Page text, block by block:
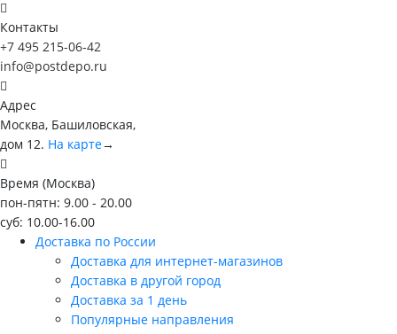
Контакты
+7 495 215-06-42
info@postdepo.ru
Адрес
Москва, Башиловская,
дом 12. На карте→
Время (Москва)
пон-пятн: 9.00 - 20.00
суб: 10.00-16.00
Доставка по России
Доставка для интернет-магазинов
Доставка в другой город
Доставка за 1 день
Популярные направления